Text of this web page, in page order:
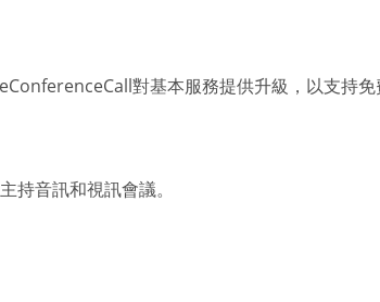
對基本服務提供升級，以支持免
音訊和視訊會議。